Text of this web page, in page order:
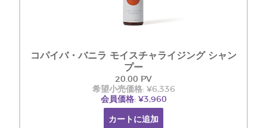
コパイバ・バニラ モイスチャライジング シャン
プー
20.00 PV
希望小売価格: ¥6,336
会員価格: ¥3,960
カートに追加